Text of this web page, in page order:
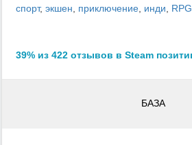
спорт, экшен приключение инди RPG
39% из 422 отзывов в Steam
БАЗА